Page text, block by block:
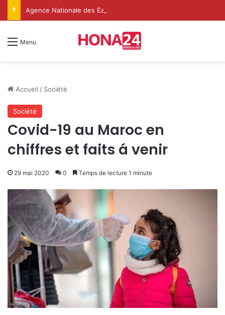
Menu
Accueil / Société
Société
Covid-19 au Maroc en
chiffres et faits á venir
29 mai 2020 0 Temps de lecture 1 minute